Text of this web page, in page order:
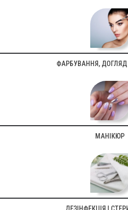
ФАРБУВАННЯ, ДОГЛЯД
МАНІКЮР